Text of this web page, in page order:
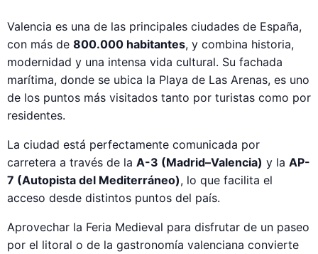
Valencia es una de las principales ciudades de España,
con más de 800.000 habitantes, y combina historia,
modernidad y una intensa vida cultural. Su fachada
marítima, donde se ubica la Playa de Las Arenas, es uno
de los puntos más visitados tanto por turistas como por
residentes.
La ciudad está perfectamente comunicada por
carretera a través de la A-3 (Madrid–Valencia) y la AP-
7 (Autopista del Mediterráneo), lo que facilita el
acceso desde distintos puntos del país.
Aprovechar la Feria Medieval para disfrutar de un paseo
por el litoral o de la gastronomía valenciana convierte